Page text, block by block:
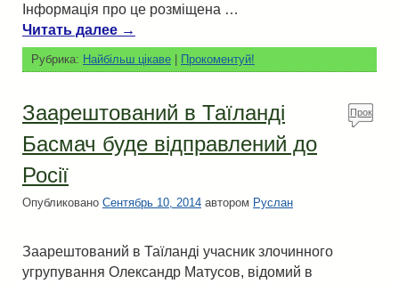
Інформація про це розміщена …
Читать далее →
Рубрика: Найбільш цікаве | Прокоментуй!
Заарештований в Таїланді
Басмач буде відправлений до
Росії
Опубликовано Сентябрь 10, 2014 автором Руслан
Прок
омен
Заарештований в Таїланді учасник злочинного
угрупування Олександр Матусов, відомий в